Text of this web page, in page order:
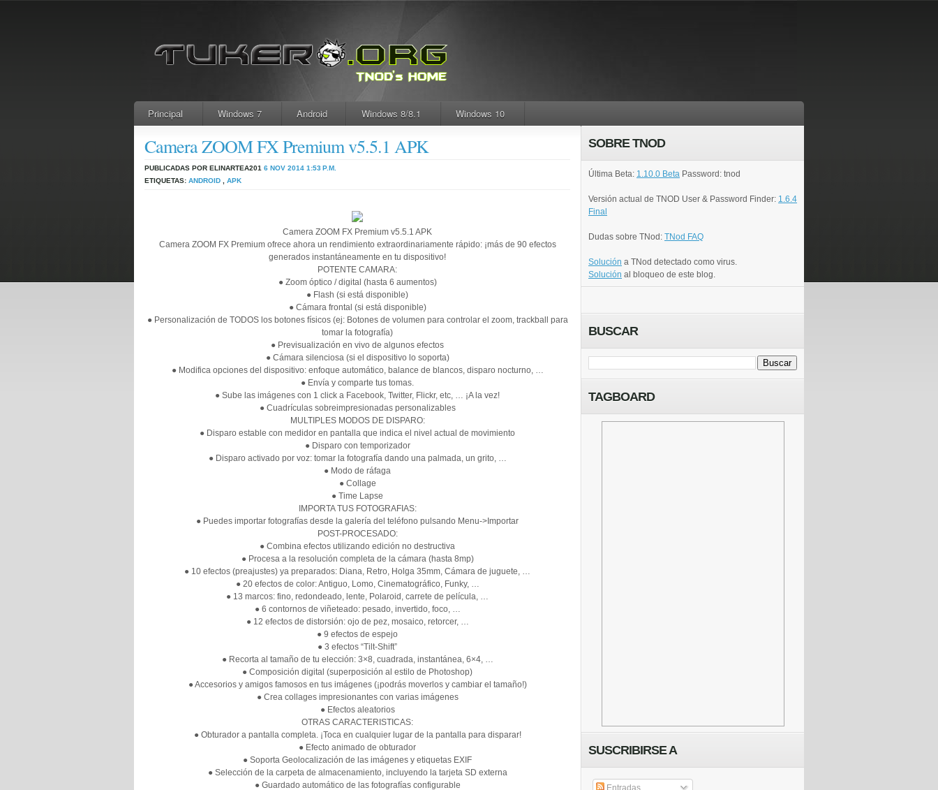
Principal Windows 7 Android Windows 8/8.1 Windows 10
Camera ZOOM FX Premium v5.5.1 APK
PUBLICADAS POR ELINARTEA201 6 NOV 2014 1:53 P.M.
ETIQUETAS: ANDROID APK
Camera ZOOM FX Premium v5.5.1 APK
Camera ZOOM FX Premium ofrece ahora un rendimiento extraordinariamente rápido: ¡más de 90 efectos
generados instantáneamente en tu dispositivo!
POTENTE CAMARA:
● Zoom óptico / digital (hasta 6 aumentos)
● Flash (si está disponible)
● Cámara frontal (si está disponible)
● Personalización de TODOS los botones físicos (ej: Botones de volumen para controlar el zoom, trackball para
tomar la fotografía)
● Previsualización en vivo de algunos efectos
● Cámara silenciosa (si el dispositivo lo soporta)
● Modifica opciones del dispositivo: enfoque automático, balance de blancos, disparo nocturno, …
● Envía y comparte tus tomas.
● Sube las imágenes con 1 click a Facebook, Twitter, Flickr, etc, … ¡A la vez!
● Cuadrículas sobreimpresionadas personalizables
MULTIPLES MODOS DE DISPARO:
● Disparo estable con medidor en pantalla que indica el nivel actual de movimiento
● Disparo con temporizador
● Disparo activado por voz: tomar la fotografía dando una palmada, un grito, …
● Modo de ráfaga
● Collage
● Time Lapse
IMPORTA TUS FOTOGRAFIAS:
● Puedes importar fotografías desde la galería del teléfono pulsando Menu->Importar
POST-PROCESADO:
● Combina efectos utilizando edición no destructiva
● Procesa a la resolución completa de la cámara (hasta 8mp)
● 10 efectos (preajustes) ya preparados: Diana, Retro, Holga 35mm, Cámara de juguete, …
● 20 efectos de color: Antiguo, Lomo, Cinematográfico, Funky, …
● 13 marcos: fino, redondeado, lente, Polaroid, carrete de película, …
● 6 contornos de viñeteado: pesado, invertido, foco, …
● 12 efectos de distorsión: ojo de pez, mosaico, retorcer, …
● 9 efectos de espejo
● 3 efectos “Tilt-Shift”
● Recorta al tamaño de tu elección: 3×8, cuadrada, instantánea, 6×4, …
● Composición digital (superposición al estilo de Photoshop)
● Accesorios y amigos famosos en tus imágenes (¡podrás moverlos y cambiar el tamaño!)
● Crea collages impresionantes con varias imágenes
● Efectos aleatorios
OTRAS CARACTERISTICAS:
● Obturador a pantalla completa. ¡Toca en cualquier lugar de la pantalla para disparar!
● Efecto animado de obturador
● Soporta Geolocalización de las imágenes y etiquetas EXIF
● Selección de la carpeta de almacenamiento, incluyendo la tarjeta SD externa
● Guardado automático de las fotografías configurable
SOBRE TNOD
Última Beta: 1.10.0 Beta Password: tnod
Versión actual de TNOD User & Password Finder: 1.6.4
Final
Dudas sobre TNod: TNod FAQ
Solución a TNod detectado como virus.
Solución al bloqueo de este blog.
BUSCAR
TAGBOARD
SUSCRIBIRSE A
Entradas